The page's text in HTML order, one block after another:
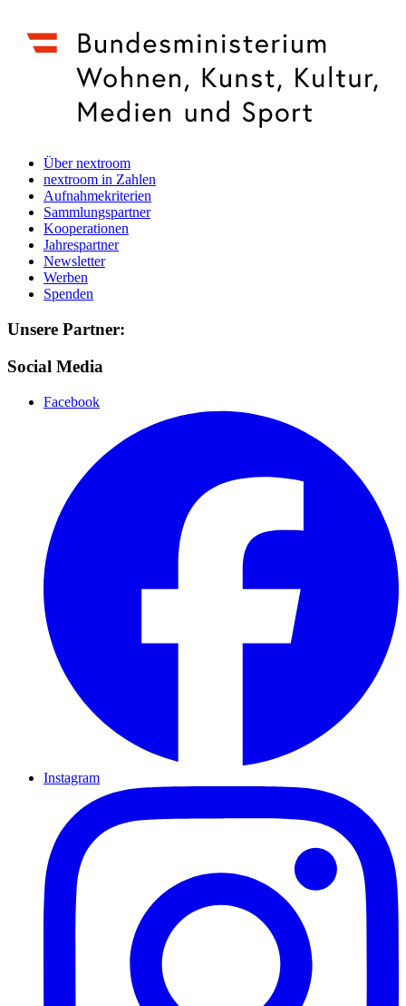
Über nextroom
nextroom in Zahlen
Aufnahmekriterien
Sammlungspartner
Kooperationen
Jahrespartner
Newsletter
Werben
Spenden
Unsere Partner:
Social Media
Facebook
Instagram